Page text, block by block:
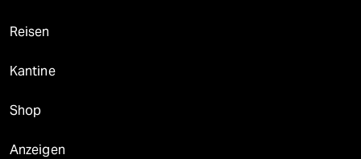
Reisen
Kantine
Shop
Anzeigen